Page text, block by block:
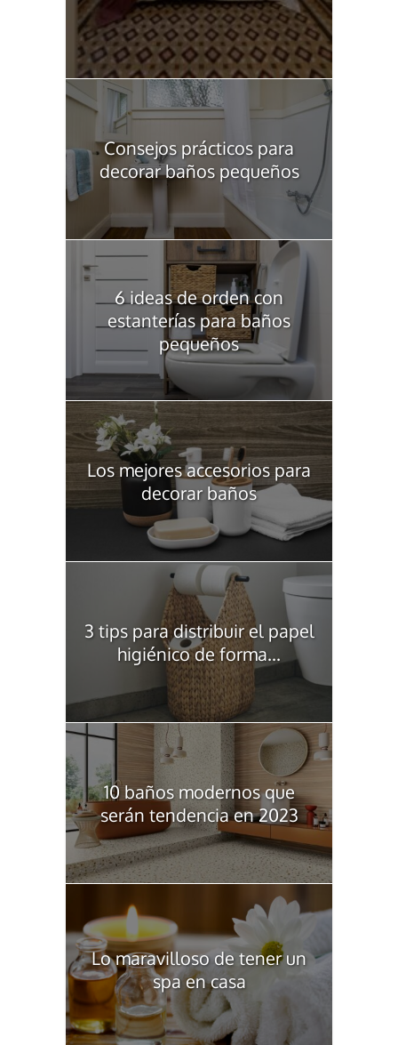
Consejos prácticos para
decorar baños pequeños
6 ideas de orden con
estanterías para baños
pequeños
Los mejores accesorios para
decorar baños
3 tips para distribuir el papel
higiénico de forma...
10 baños modernos que
serán tendencia en 2023
Lo maravilloso de tener un
spa en casa